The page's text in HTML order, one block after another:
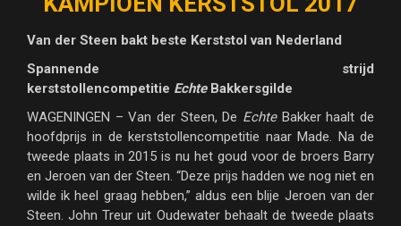
Van der Steen bakt beste Kerststol van Nederland
Spannende strijd
kerststollencompetitie EchteBakkersgilde
WAGENINGEN – Van der Steen, De Echte Bakker haalt de
hoofdprijs in de kerststollencompetitie naar Made. Na de
tweede plaats in 2015 is nu het goud voor de broers Barry
en Jeroen van der Steen. “Deze prijs hadden we nog niet en
wilde ik heel graag hebben,” aldus een blije Jeroen van der
Steen. John Treur uit Oudewater behaalt de tweede plaats